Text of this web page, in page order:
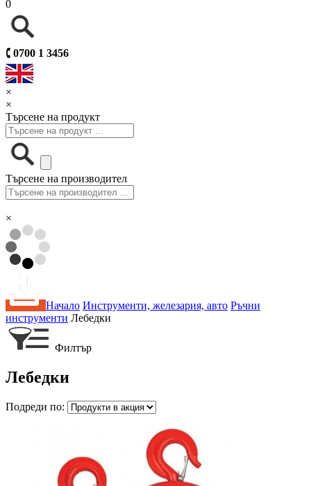
0
🕻 0700 1 3456
×
×
Търсене на продукт
Търсене на производител
×
Начало Инструменти, железария, авто Ръчни
инструменти Лебедки
Филтър
Лебедки
Подреди по: